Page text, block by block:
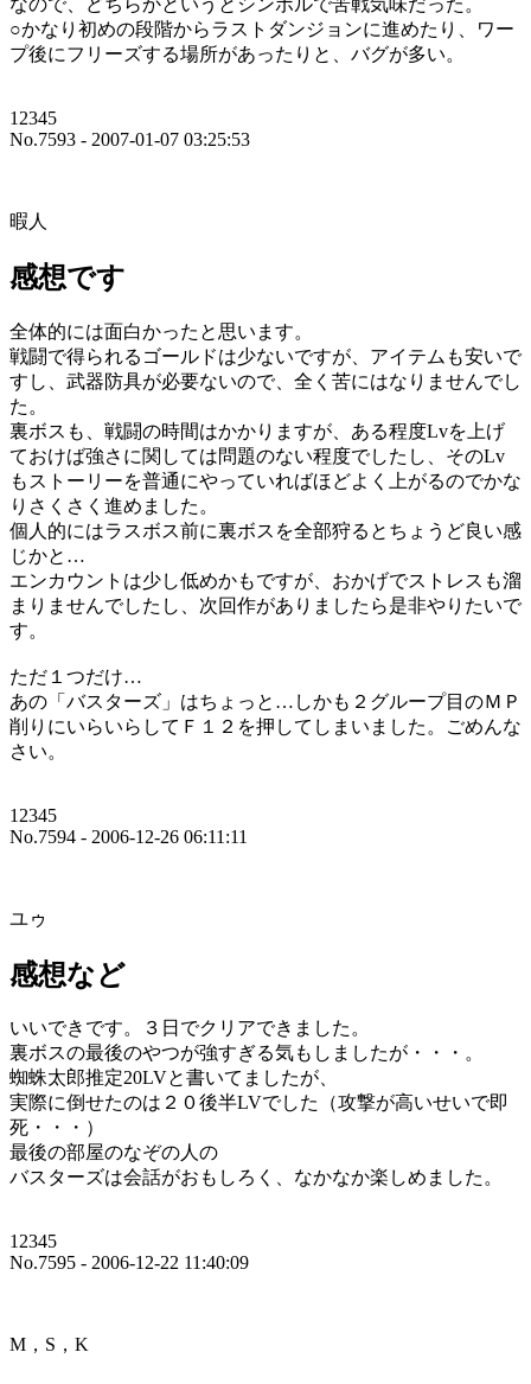
○かなり初めの段階からラストダンジョンに進めたり、ワー
プ後にフリーズする場所があったりと、バグが多い。
12345
No.7593 - 2007-01-07 03:25:53
暇人
感想です
全体的には面白かったと思います。
戦闘で得られるゴールドは少ないですが、アイテムも安いで
すし、武器防具が必要ないので、全く苦にはなりませんでし
た。
裏ボスも、戦闘の時間はかかりますが、ある程度Lvを上げ
ておけば強さに関しては問題のない程度でしたし、そのLv
もストーリーを普通にやっていればほどよく上がるのでかな
りさくさく進めました。
個人的にはラスボス前に裏ボスを全部狩るとちょうど良い感
じかと…
エンカウントは少し低めかもですが、おかげでストレスも溜
まりませんでしたし、次回作がありましたら是非やりたいで
す。
ただ１つだけ…
あの「バスターズ」はちょっと…しかも２グループ目のＭＰ
削りにいらいらしてＦ１２を押してしまいました。ごめんな
さい。
12345
No.7594 - 2006-12-26 06:11:11
ユゥ
感想など
いいできです。３日でクリアできました。
裏ボスの最後のやつが強すぎる気もしましたが・・・。
蜘蛛太郎推定20LVと書いてましたが、
実際に倒せたのは２０後半LVでした（攻撃が高いせいで即
死・・・）
最後の部屋のなぞの人の
バスターズは会話がおもしろく、なかなか楽しめました。
12345
No.7595 - 2006-12-22 11:40:09
M，S，K